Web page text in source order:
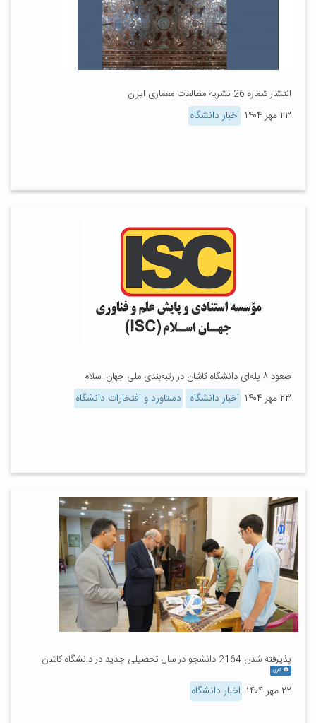
انتشار شماره 26 نشریه مطالعات معماری ایران
۲۳ مهر ۱۴۰۴ اخبار دانشگاه
صعود ۸ پله‌ای دانشگاه کاشان در رتبه‌بندی ملی جهان اسلام
۲۳ مهر ۱۴۰۴ اخبار دانشگاه دستاورد و افتخارات دانشگاه
پذیرفته شدن 2164 دانشجو در سال تحصیلی جدید در دانشگاه کاشان
گالری
۲۲ مهر ۱۴۰۴ اخبار دانشگاه